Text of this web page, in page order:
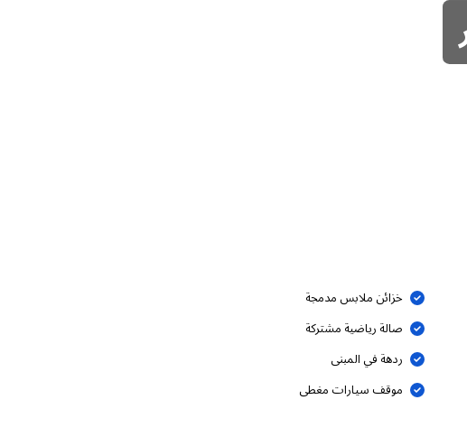
خزائن ملابس مدمجة
صالة رياضية مشتركة
ردهة في المبنى
موقف سيارات مغطى